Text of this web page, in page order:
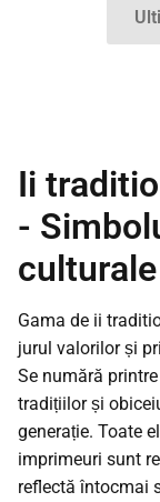
Ii
-
culturale
Gama de ii
jurul valorilor și
Se numără
tradițiilor și
generație. Toate
imprimeuri sunt
reflectă întocmai